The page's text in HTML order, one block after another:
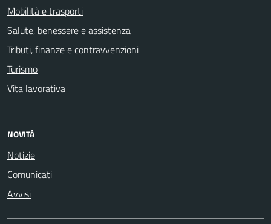
Mobilità e trasporti
Salute, benessere e assistenza
Tributi, finanze e contravvenzioni
Turismo
Vita lavorativa
NOVITÀ
Notizie
Comunicati
Avvisi